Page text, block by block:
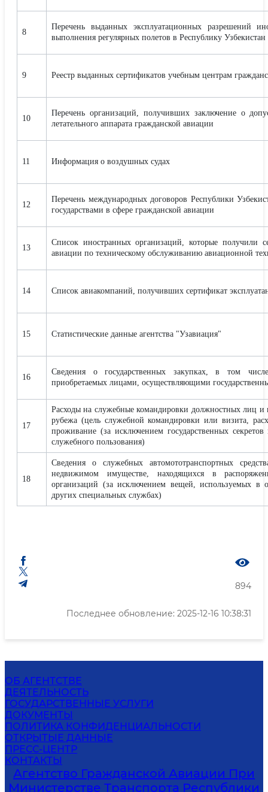
8
Перечень выданных эксплуатационных разрешений
выполнения регулярных полетов в Республику Узбекистан
9 Реестр выданных сертификатов учебным центрам
10
Перечень организаций, получивших заключение о
летательного аппарата гражданской авиации
11 Информация о воздушных судах
12
Перечень международных договоров Республики
государствами в сфере гражданской авиации
13
Список иностранных организаций, которые получили
авиации по техническому обслуживанию авиационной
14 Список авиакомпаний, получивших сертификат
15 Статистические данные агентства "Узавиация"
16
Сведения о государственных закупках, в том
приобретаемых лицами, осуществляющими
17
Расходы на служебные командировки должностных лиц
рубежа (цель служебной командировки или визита,
проживание (за исключением государственных
служебного пользования)
18
Сведения о служебных автомототранспортных
недвижимом имуществе, находящихся в
организаций (за исключением вещей, используемых в
других специальных службах)
894
Последнее обновление: 2025-12-16 10:38:31
ОБ АГЕНТСТВЕ
ДЕЯТЕЛЬНОСТЬ
ГОСУДАРСТВЕННЫЕ УСЛУГИ
ДОКУМЕНТЫ
ПОЛИТИКА КОНФИДЕНЦИАЛЬНОСТИ
ОТКРЫТЫЕ ДАННЫЕ
ПРЕСС-ЦЕНТР
КОНТАКТЫ
Агентство Гражданской Авиации При
Министерстве Транспорта Республики